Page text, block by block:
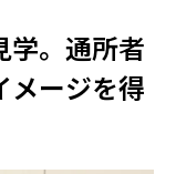
学。通所者
メージを得